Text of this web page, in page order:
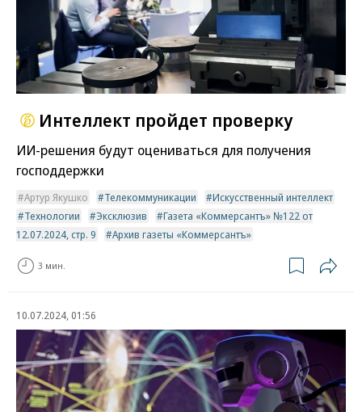
Интеллект пройдет проверку
ИИ-решения будут оцениваться для получения
господдержки
Артур Якушко Телекоммуникации
Искусственный интеллект
Технологии
Эксклюзив
Газета «Коммерсантъ» №122 от
12.07.2024, стр. 9
Архив газеты «Коммерсантъ»
3 мин.
10.07.2024, 01:56